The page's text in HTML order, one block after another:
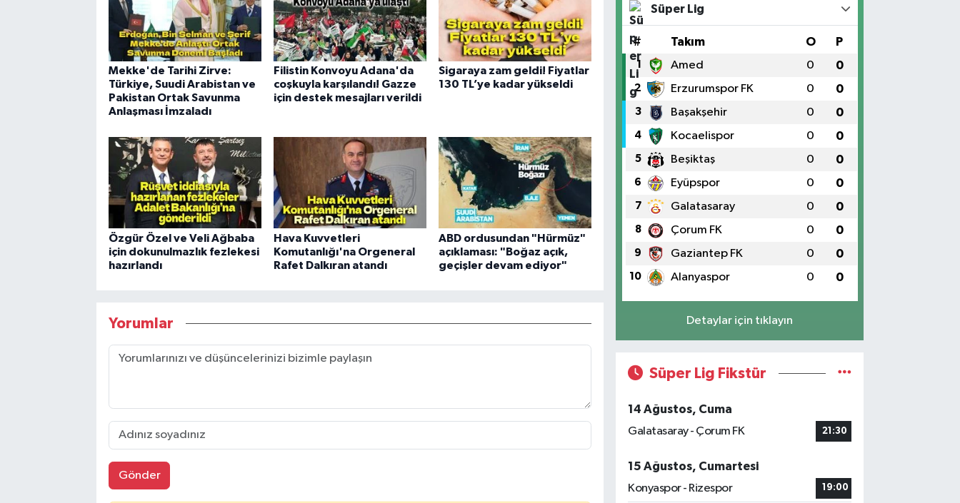
Mekke'de Tarihi Zirve:
Türkiye, Suudi Arabistan ve
Pakistan Ortak Savunma
Anlaşması İmzaladı
Filistin Konvoyu Adana'da
coşkuyla karşılandı! Gazze
için destek mesajları verildi
Sigaraya zam geldi! Fiyatlar
130 TL’ye kadar yükseldi
Özgür Özel ve Veli Ağbaba
için dokunulmazlık fezlekesi
hazırlandı
Hava Kuvvetleri
Komutanlığı'na Orgeneral
Rafet Dalkıran atandı
ABD ordusundan "Hürmüz"
açıklaması: "Boğaz açık,
geçişler devam ediyor"
Yorumlar
Gönder
Süper Lig
# Takım O P
1 Amed 0 0
2 Erzurumspor FK 0 0
3 Başakşehir 0 0
4 Kocaelispor 0 0
5 Beşiktaş 0 0
6 Eyüpspor 0 0
7 Galatasaray 0 0
8 Çorum FK 0 0
9 Gaziantep FK 0 0
10 Alanyaspor 0 0
Detaylar için tıklayın
Süper Lig Fikstür
14 Ağustos, Cuma
Galatasaray - Çorum FK
21:30
15 Ağustos, Cumartesi
Konyaspor - Rizespor
19:00